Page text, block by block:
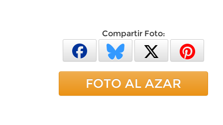
Compartir Foto:
FOTO AL AZAR